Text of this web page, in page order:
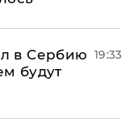
в Сербию
будут
19:33